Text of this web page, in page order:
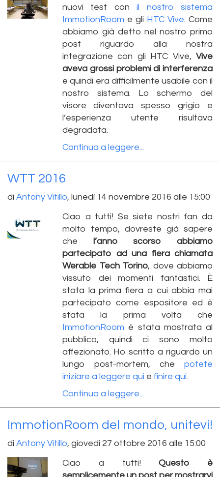
nuovi test conil nostro sistema
ImmotionRoom e gli HTC Vive. Come
abbiamo già detto nel nostro primo
post riguardo alla nostra
integrazione con gli HTC Vive, Vive
aveva grossi problemi di interferenza
e quindi era difficilmente usabile con il
nostro sistema. Lo schermo del
visore diventava spesso grigio e
l’esperienza utente risultava
degradata.
Continua a leggere...
WTT 2016
di Antony Vitillo, lunedì 14 novembre 2016 alle 15:00
Ciao a tutti! Se siete nostri fan da
molto tempo, dovreste già sapere
che l’anno scorso abbiamo
partecipato ad una fiera chiamata
Werable Tech Torino, dove abbiamo
vissuto dei momenti fantastici. È
stata la prima fiera a cui abbia mai
partecipato come espositore ed è
stata la prima volta che
ImmotionRoom è stata mostrata al
pubblico, quindi ci sono molto
affezionato. Ho scritto a riguardo un
lungo post-mortem, che potete
iniziare a leggere qui e finire qui.
Continua a leggere...
ImmotionRoom del mondo, unitevi!
di Antony Vitillo, giovedì 27 ottobre 2016 alle 15:00
Ciao a tutti! Questo è
semplicemente un post per mostrarvi